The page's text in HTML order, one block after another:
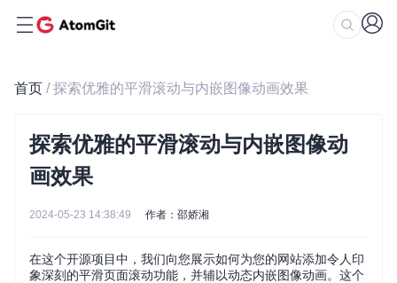
首页 / 探索优雅的平滑滚动与内嵌图像动画效果
探索优雅的平滑滚动与内嵌图像动
画效果
2024-05-23 14:38:49 作者：邵娇湘
在这个开源项目中，我们向您展示如何为您的网站添加令人印
象深刻的平滑页面滚动功能，并辅以动态内嵌图像动画。这个